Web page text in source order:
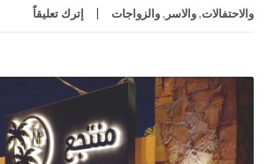
والاحتفالات,والاسر ,والزواجات إترك تعليقاً